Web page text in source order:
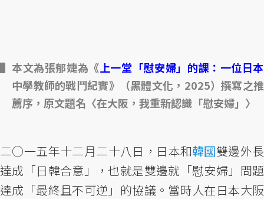
本文為張郁婕為《上一堂「慰安婦」的課：一位日本
中學教師的戰鬥紀實》（黑體文化，2025）撰寫之推
薦序，原文題名〈在大阪，我重新認識「慰安婦」〉
二○一五年十二月二十八日，日本和韓國雙邊外長
達成「日韓合意」，也就是雙邊就「慰安婦」問題
達成「最終且不可逆」的協議。當時人在日本大阪